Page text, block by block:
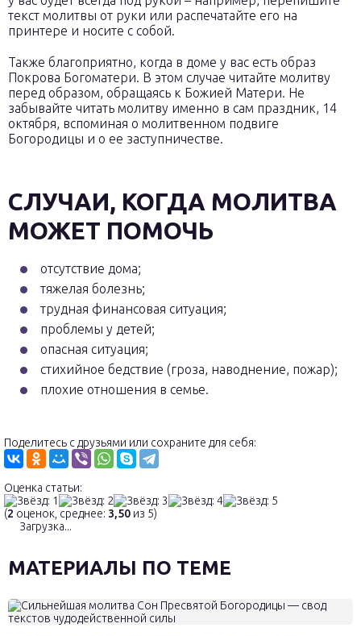
текст молитвы от руки или распечатайте его на
принтере и носите с собой.
Также благоприятно, когда в доме у вас есть образ
Покрова Богоматери. В этом случае читайте молитву
перед образом, обращаясь к Божией Матери. Не
забывайте читать молитву именно в сам праздник, 14
октября, вспоминая о молитвенном подвиге
Богородицы и о ее заступничестве.
СЛУЧАИ, КОГДА МОЛИТВА
МОЖЕТ ПОМОЧЬ
отсутствие дома;
тяжелая болезнь;
трудная финансовая ситуация;
проблемы у детей;
опасная ситуация;
стихийное бедствие (гроза, наводнение, пожар);
плохие отношения в семье.
Поделитесь с друзьями или сохраните для себя:
Оценка статьи:
(2 оценок, среднее: 3,50 из 5)
Загрузка...
МАТЕРИАЛЫ ПО ТЕМЕ